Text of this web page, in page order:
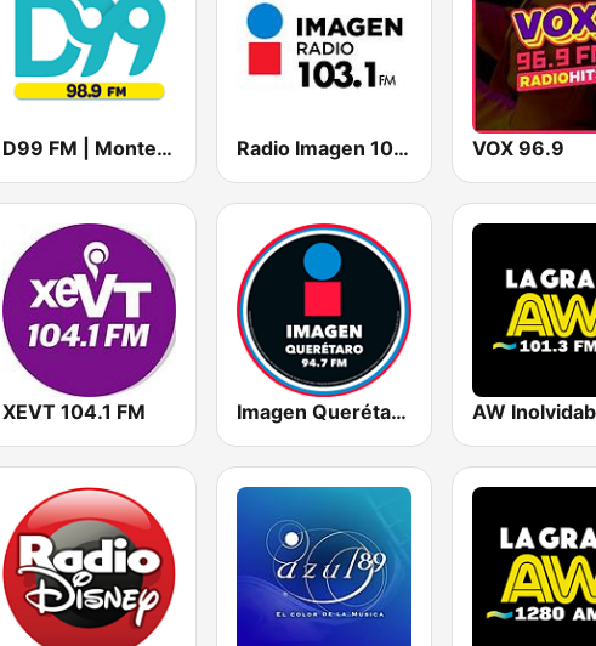
D99 FM | Monterrey Radio Imagen 103.1 FM VOX 96.9
XEVT 104.1 FM Imagen Querétaro 94.7 FM